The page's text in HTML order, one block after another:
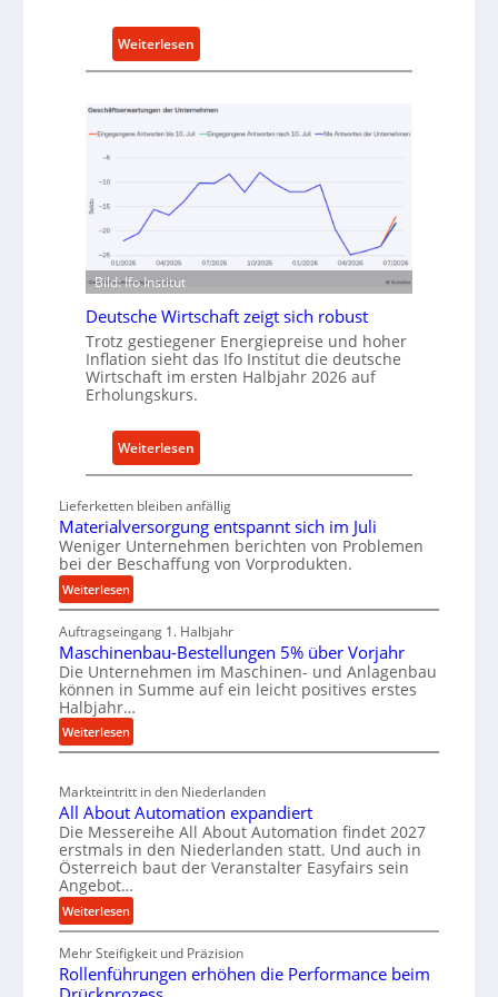
k
a
f
v
n
u
s
t
r
i
E
r
a
t
z
i
l
e
n
Weiterlesen:
M
t
h
d
ü
r
n
a
c
a
l
i
g
e
r
k
z
e
a
u
p
r
e
s
s
Bild: Ifo Institut
Deutsche Wirtschaft zeigt sich robust
Trotz gestiegener Energiepreise und hoher
Inflation sieht das Ifo Institut die deutsche
Wirtschaft im ersten Halbjahr 2026 auf
Erholungskurs.
Weiterlesen:
D
u
t
s
h
e
W
s
h
a
f
t
i
g
t
Lieferketten bleiben anfällig
Materialversorgung entspannt sich im Juli
Weniger Unternehmen berichten von Problemen
bei der Beschaffung von Vorprodukten.
Weiterlesen:
M
a
t
e
r
i
a
l
e
r
s
o
u
n
g
e
Auftragseingang 1. Halbjahr
Maschinenbau-Bestellungen 5% über Vorjahr
Die Unternehmen im Maschinen- und Anlagenbau
können in Summe auf ein leicht positives erstes
Halbjahr…
Weiterlesen:
M
s
c
h
i
n
e
n
a
u
Markteintritt in den Niederlanden
All About Automation expandiert
Die Messereihe All About Automation findet 2027
erstmals in den Niederlanden statt. Und auch in
Österreich baut der Veranstalter Easyfairs sein
Angebot…
Weiterlesen:
A
l
l
Mehr Steifigkeit und Präzision
Rollenführungen erhöhen die Performance beim